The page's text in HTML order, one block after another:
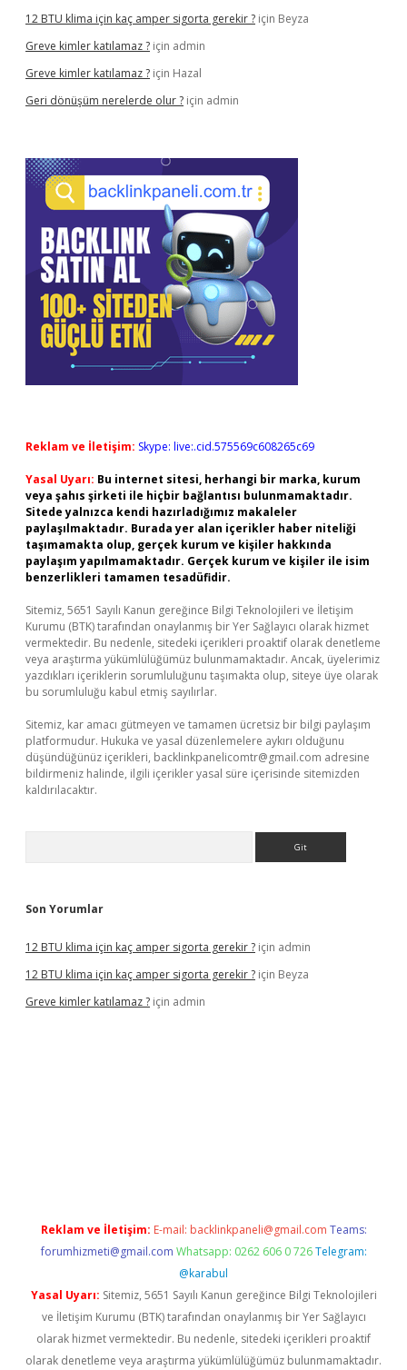
12 BTU klima için kaç amper sigorta gerekir ? için Beyza
Greve kimler katılamaz ? için admin
Greve kimler katılamaz ? için Hazal
Geri dönüşüm nerelerde olur ? için admin
Reklam ve İletişim: Skype: live:.cid.575569c608265c69
Yasal Uyarı: Bu internet sitesi, herhangi bir marka, kurum
veya şahıs şirketi ile hiçbir bağlantısı bulunmamaktadır.
Sitede yalnızca kendi hazırladığımız makaleler
paylaşılmaktadır. Burada yer alan içerikler haber niteliği
taşımamakta olup, gerçek kurum ve kişiler hakkında
paylaşım yapılmamaktadır. Gerçek kurum ve kişiler ile isim
benzerlikleri tamamen tesadüfidir.
Sitemiz, 5651 Sayılı Kanun gereğince Bilgi Teknolojileri ve İletişim
Kurumu (BTK) tarafından onaylanmış bir Yer Sağlayıcı olarak hizmet
vermektedir. Bu nedenle, sitedeki içerikleri proaktif olarak denetleme
veya araştırma yükümlülüğümüz bulunmamaktadır. Ancak, üyelerimiz
yazdıkları içeriklerin sorumluluğunu taşımakta olup, siteye üye olarak
bu sorumluluğu kabul etmiş sayılırlar.
Sitemiz, kar amacı gütmeyen ve tamamen ücretsiz bir bilgi paylaşım
platformudur. Hukuka ve yasal düzenlemelere aykırı olduğunu
düşündüğünüz içerikleri, backlinkpanelicomtr@gmail.com adresine
bildirmeniz halinde, ilgili içerikler yasal süre içerisinde sitemizden
kaldırılacaktır.
Son Yorumlar
12 BTU klima için kaç amper sigorta gerekir ? için admin
12 BTU klima için kaç amper sigorta gerekir ? için Beyza
Greve kimler katılamaz ? için admin
Reklam ve İletişim: E-mail: backlinkpaneli@gmail.com Teams:
forumhizmeti@gmail.com Whatsapp: 0262 606 0 726 Telegram:
@karabul
Yasal Uyarı: Sitemiz, 5651 Sayılı Kanun gereğince Bilgi Teknolojileri
ve İletişim Kurumu (BTK) tarafından onaylanmış bir Yer Sağlayıcı
olarak hizmet vermektedir. Bu nedenle, sitedeki içerikleri proaktif
olarak denetleme veya araştırma yükümlülüğümüz bulunmamaktadır.